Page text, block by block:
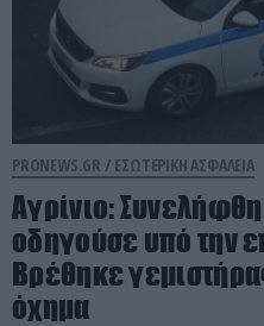
PRONEWS.GR / ΕΣΩΤΕΡΙΚΗ ΑΣΦΑΛΕΙΑ
Αγρίνιο:
οδηγούσε υπό την
Βρέθηκε
όχημα